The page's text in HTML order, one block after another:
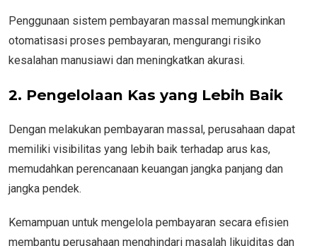
Penggunaan sistem pembayaran massal memungkinkan
otomatisasi proses pembayaran, mengurangi risiko
kesalahan manusiawi dan meningkatkan akurasi.
2. Pengelolaan Kas yang Lebih Baik
Dengan melakukan pembayaran massal, perusahaan dapat
memiliki visibilitas yang lebih baik terhadap arus kas,
memudahkan perencanaan keuangan jangka panjang dan
jangka pendek.
Kemampuan untuk mengelola pembayaran secara efisien
membantu perusahaan menghindari masalah likuiditas dan